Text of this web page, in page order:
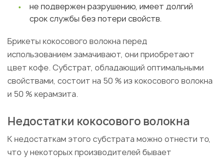
не подвержен разрушению, имеет долгий
срок службы без потери свойств.
Брикеты кокосового волокна перед
использованием замачивают, они приобретают
цвет кофе. Субстрат, обладающий оптимальными
свойствами, состоит на 50 % из кокосового волокна
и 50 % керамзита.
Недостатки кокосового волокна
К недостаткам этого субстрата можно отнести то,
что у некоторых производителей бывает